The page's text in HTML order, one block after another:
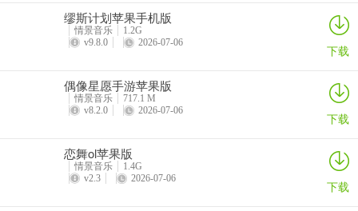
与喜欢同一位艺术家的朋友一起玩时，Riverth Hive会更有趣。现在播
2、部分演奏，您可以在其中选择成员的演奏
专注于您选择的部分，并共同完成歌手的音乐。
缪斯计划苹果手机版
情景音乐
1.2G
v9.8.0
2026-07-06 下载
偶像星愿手游苹果版
情景音乐
717.1 M
v8.2.0
2026-07-06 下载
恋舞ol苹果版
情景音乐
1.4G
v2.3
2026-07-06 下载